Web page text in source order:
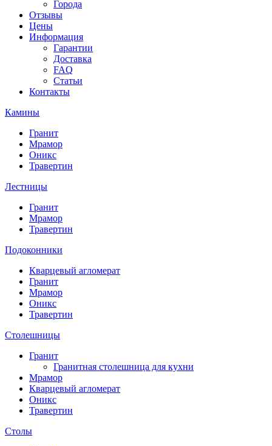
Города
Отзывы
Цены
Информация
Гарантии
Доставка
FAQ
Статьи
Контакты
Камины
Гранит
Мрамор
Оникс
Травертин
Лестницы
Гранит
Мрамор
Травертин
Подоконники
Кварцевый агломерат
Гранит
Мрамор
Оникс
Травертин
Столешницы
Гранит
Гранитная столешница для кухни
Мрамор
Кварцевый агломерат
Оникс
Травертин
Столы